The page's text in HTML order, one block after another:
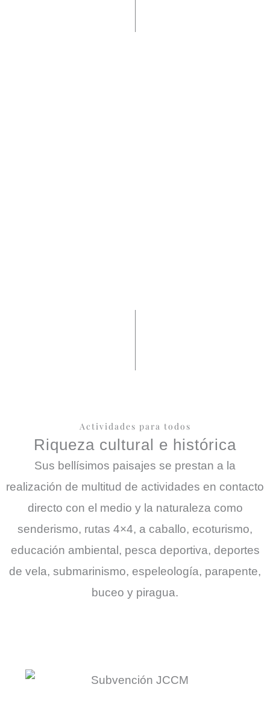
Actividades para todos
Riqueza cultural e histórica
Sus bellísimos paisajes se prestan a la
realización de multitud de actividades en contacto
directo con el medio y la naturaleza como
senderismo, rutas 4×4, a caballo, ecoturismo,
educación ambiental, pesca deportiva, deportes
de vela, submarinismo, espeleología, parapente,
buceo y piragua.